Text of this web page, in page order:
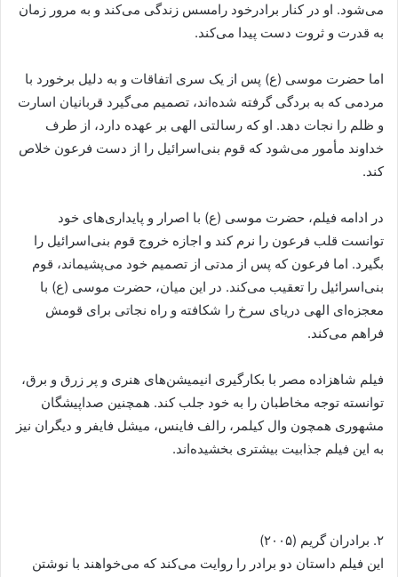
می‌شود. او در کنار برادرخود رامسس زندگی می‌کند و به مرور زمان
به قدرت و ثروت دست پیدا می‌کند.
اما حضرت موسی (ع) پس از یک سری اتفاقات و به دلیل برخورد با
مردمی که به بردگی گرفته شده‌اند، تصمیم می‌گیرد قربانیان اسارت
و ظلم را نجات دهد. او که رسالتی الهی بر عهده دارد، از طرف
خداوند مأمور می‌شود که قوم بنی‌اسرائیل را از دست فرعون خلاص
کند.
در ادامه فیلم، حضرت موسی (ع) با اصرار و پایداری‌های خود
توانست قلب فرعون را نرم کند و اجازه خروج قوم بنی‌اسرائیل را
بگیرد. اما فرعون که پس از مدتی از تصمیم خود می‌پشیماند، قوم
بنی‌اسرائیل را تعقیب می‌کند. در این میان، حضرت موسی (ع) با
معجزه‌ای الهی دریای سرخ را شکافته و راه نجاتی برای قومش
فراهم می‌کند.
فیلم شاهزاده مصر با بکارگیری انیمیشن‌های هنری و پر زرق و برق،
توانسته توجه مخاطبان را به خود جلب کند. همچنین صداپیشگان
مشهوری همچون وال کیلمر، رالف فاینس، میشل فایفر و دیگران نیز
به این فیلم جذابیت بیشتری بخشیده‌اند.
۲. برادران گریم (۲۰۰۵)
این فیلم داستان دو برادر را روایت می‌کند که می‌خواهند با نوشتن